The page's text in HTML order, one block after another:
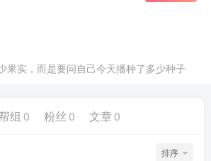
果实，而是要问自己今天播种了多少种子
帮组 0 粉丝 0 文章0
排序